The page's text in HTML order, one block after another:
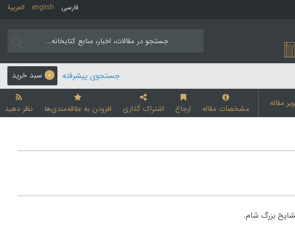
العربیة english فارسی
0 سبد خرید جستجوی پیشرفته
مقاله مشخصات مقاله ارجاع اشتراک گذاری افزودن به علاقه‌مندی‌ها نظر دهید